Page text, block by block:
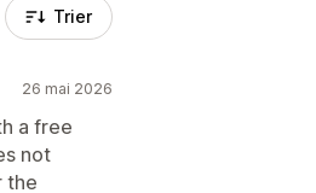
Trier
26 mai 2026
a free
not
the